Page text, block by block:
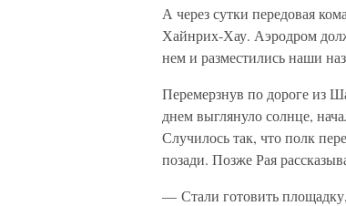
А через сутки передовая
Хайнрих-Хау. Аэродром
нем и разместились наши
Перемерзнув по дороге из
днем выглянуло солнце,
Случилось так, что полк
позади. Позже Рая
— Стали готовить